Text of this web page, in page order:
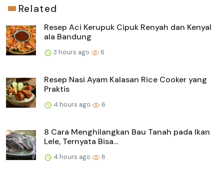
Related
Resep Aci Kerupuk Cipuk Renyah dan Kenyal
ala Bandung
3 hours ago 6
Resep Nasi Ayam Kalasan Rice Cooker yang
Praktis
4 hours ago 6
8 Cara Menghilangkan Bau Tanah pada Ikan
Lele, Ternyata Bisa...
4 hours ago 6